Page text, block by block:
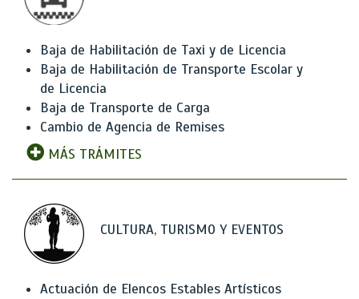
Baja de Habilitación de Taxi y de Licencia
Baja de Habilitación de Transporte Escolar y
de Licencia
Baja de Transporte de Carga
Cambio de Agencia de Remises
MÁS TRÁMITES
CULTURA, TURISMO Y EVENTOS
Actuación de Elencos Estables Artísticos